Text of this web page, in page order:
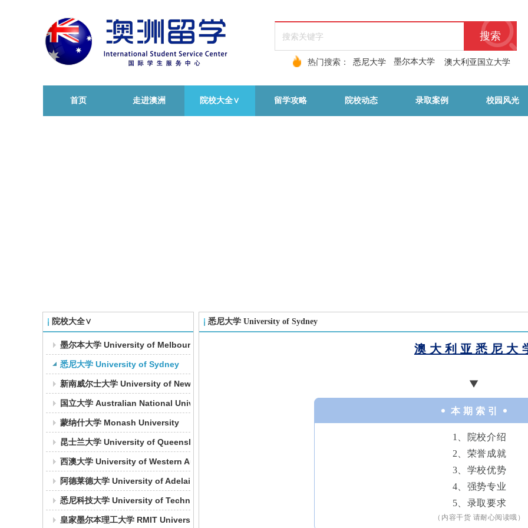
热门搜索： 悉尼大学 墨尔本大学 澳大利亚国立大学
搜索
首页 走进澳洲 院校大全∨ 留学攻略 院校动态 录取案例 校园风光
院校大全∨
墨尔本大学 University of Melbourne
悉尼大学 University of Sydney
新南威尔士大学 University of New South Wales
国立大学 Australian National University
蒙纳什大学 Monash University
昆士兰大学 University of Queensland
西澳大学 University of Western Australia
阿德莱德大学 University of Adelaide
悉尼科技大学 University of Technology Sydney
皇家墨尔本理工大学 RMIT University
悉尼大学 University of Sydney
澳 大 利 亚 悉 尼 大
▼
本 期 索 引
1、院校介绍
2、荣誉成就
3、学校优势
4、强势专业
5、录取要求
（内容干货 请耐心阅读哦）